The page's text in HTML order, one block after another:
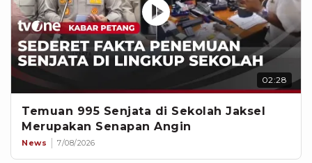
02:28
Temuan 995 Senjata di Sekolah Jaksel
Merupakan Senapan Angin
News 7/08/2026